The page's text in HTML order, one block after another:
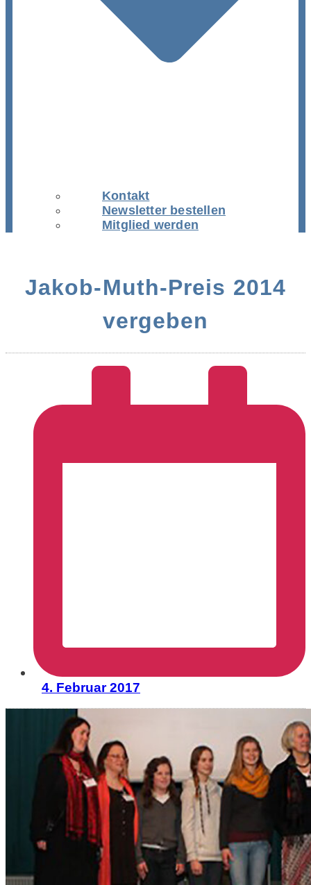
Kontakt
Newsletter bestellen
Mitglied werden
Jakob-Muth-Preis 2014
vergeben
4. Februar 2017